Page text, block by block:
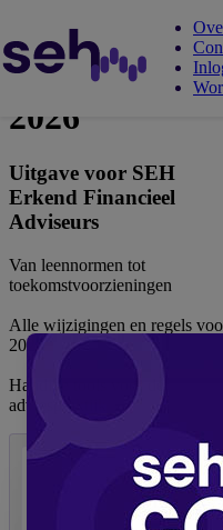
Adviespocket
2026
Uitgave voor SEH
Erkend Financieel
Adviseurs
Van leennormen tot
toekomstvoorzieningen
Alle wijzigingen en regels
2026
Handige tools voor de
adviespraktijk